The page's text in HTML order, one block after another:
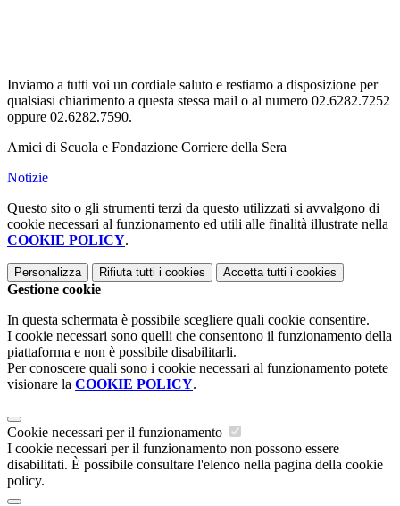
Inviamo a tutti voi un cordiale saluto e restiamo a disposizione per
qualsiasi chiarimento a questa stessa mail o al numero 02.6282.7252
oppure 02.6282.7590.
Amici di Scuola e Fondazione Corriere della Sera
Notizie
Questo sito o gli strumenti terzi da questo utilizzati si avvalgono di
cookie necessari al funzionamento ed utili alle finalità illustrate nella
COOKIE POLICY.
Personalizza Rifiuta tutti i cookies Accetta tutti i cookies
Gestione cookie
In questa schermata è possibile scegliere quali cookie consentire.
I cookie necessari sono quelli che consentono il funzionamento della
piattaforma e non è possibile disabilitarli.
Per conoscere quali sono i cookie necessari al funzionamento potete
visionare la COOKIE POLICY.
Cookie necessari per il funzionamento
I cookie necessari per il funzionamento non possono essere
disabilitati. È possibile consultare l'elenco nella pagina della cookie
policy.